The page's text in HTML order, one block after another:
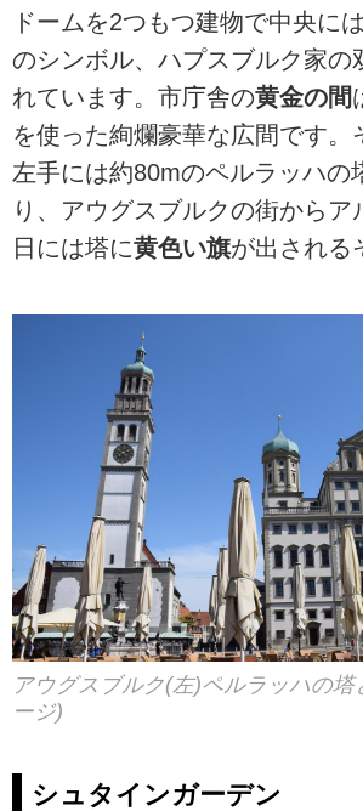
ドームを2つもつ建物で中央に
のシンボル、ハプスブルク家の
れています。市庁舎の黄金の間
を使った絢爛豪華な広間です。
左手には約80mのペルラッハの
り、アウグスブルクの街からア
日には塔に黄色い旗が出される
アウグスブルク(左)ペルラッハの
ージ)
シュタインガーデン